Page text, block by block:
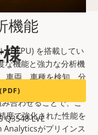
機能
(DLPU) を搭載してい
な機能と強力な分析機
車両、車種を検知、分
がプリインストー
合わせることで、こ
度で強化された性能を
Analyticsがプリインス
Q3548-LVE